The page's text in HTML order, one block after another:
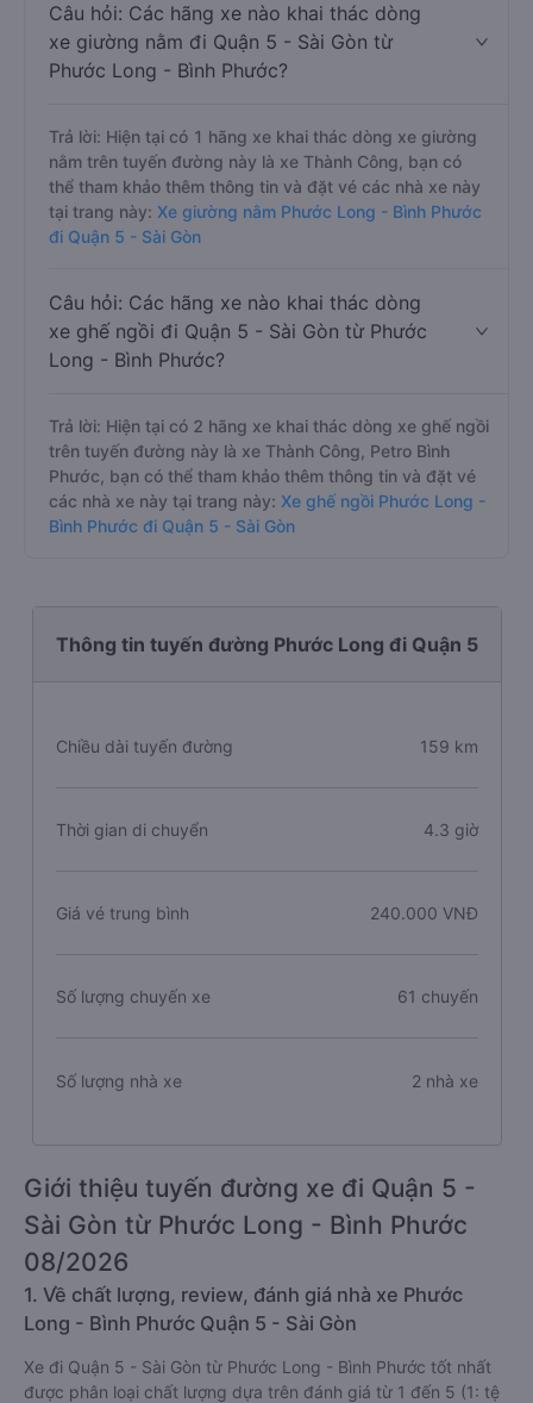
Câu hỏi: Các hãng xe nào khai thác dòng
xe giường nằm đi Quận 5 - Sài Gòn từ
Phước Long - Bình Phước?
Trả lời: Hiện tại có 1 hãng xe khai thác dòng xe giường
nằm trên tuyến đường này là xe Thành Công, bạn có
thể tham khảo thêm thông tin và đặt vé các nhà xe này
tại trang này: Xe giường nằm Phước Long - Bình Phước
đi Quận 5 - Sài Gòn
Câu hỏi: Các hãng xe nào khai thác dòng
xe ghế ngồi đi Quận 5 - Sài Gòn từ Phước
Long - Bình Phước?
Trả lời: Hiện tại có 2 hãng xe khai thác dòng xe ghế ngồi
trên tuyến đường này là xe Thành Công, Petro Bình
Phước, bạn có thể tham khảo thêm thông tin và đặt vé
các nhà xe này tại trang này: Xe ghế ngồi Phước Long -
Bình Phước đi Quận 5 - Sài Gòn
Thông tin tuyến đường Phước Long đi Quận 5
Chiều dài tuyến đường 159 km
Thời gian di chuyển 4.3 giờ
Giá vé trung bình 240.000 VNĐ
Số lượng chuyến xe 61 chuyến
Số lượng nhà xe 2 nhà xe
Giới thiệu tuyến đường xe đi Quận 5 -
Sài Gòn từ Phước Long - Bình Phước
08/2026
1. Về chất lượng, review, đánh giá nhà xe Phước
Long - Bình Phước Quận 5 - Sài Gòn
Xe đi Quận 5 - Sài Gòn từ Phước Long - Bình Phước tốt nhất
được phân loại chất lượng dựa trên đánh giá từ 1 đến 5 (1: tệ